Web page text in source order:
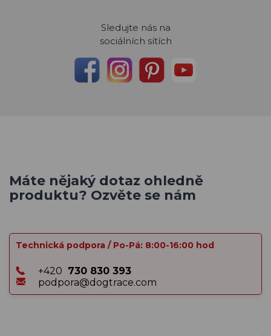
Sledujte nás na
sociálních sítích
Máte nějaký dotaz ohledně
produktu? Ozvěte se nám
Technická podpora / Po-Pá: 8:00-16:00 hod
+420 730 830 393
podpora@dogtrace.com